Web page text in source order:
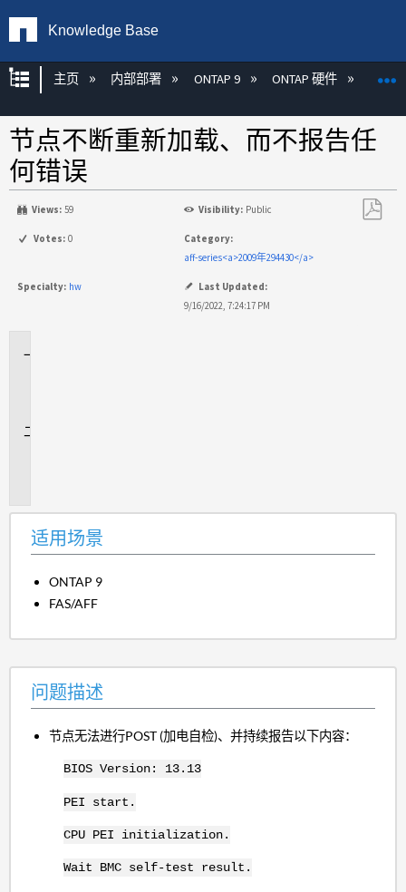
Knowledge Base
扩展/隐缩全局层次
主页 内部部署 ONTAP 9 ONTAP 硬件
节点不断重新加载、而不报告任
何错误
Views: 59 Visibility: Public
Votes: 0
Category:
aff-series<a>2009年294430</a>
Specialty: hw
Last Updated:
9/16/2022, 7:24:17 PM
适用场景
ONTAP 9
FAS/AFF
问题描述
节点无法进行POST (加电自检)、并持续报告以下内容：
BIOS Version: 13.13
PEI start.
CPU PEI initialization.
Wait BMC self-test result.